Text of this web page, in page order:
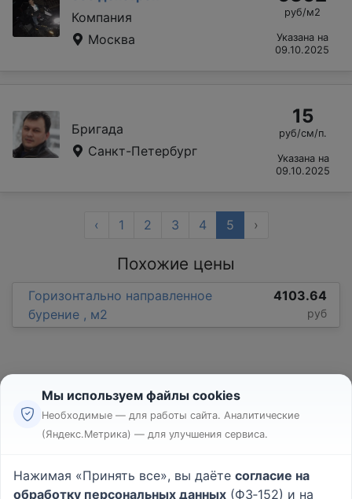
Компания
Москва
руб/м2
Указана на
09.10.2025
Бригада
Санкт-Петербург
15
руб/см/п.
Указана на
09.10.2025
‹ 1 2 3 4 5 ›
Похожие цены
Горизонтально направленное
бурение , м2
4103.64
руб
Реклама
Пользовательское соглашение
Мы используем файлы cookies
Необходимые — для работы сайта. Аналитические
(Яндекс.Метрика) — для улучшения сервиса.
Нажимая «Принять все», вы даёте согласие на
обработку персональных данных (ФЗ‑152) и на